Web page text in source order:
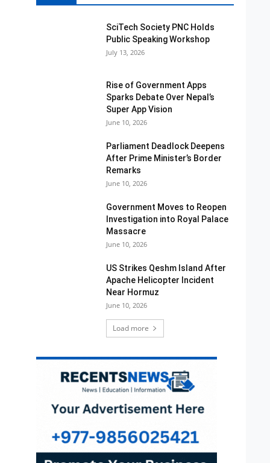
SciTech Society PNC Holds
Public Speaking Workshop
July 13, 2026
Rise of Government Apps
Sparks Debate Over Nepal’s
Super App Vision
June 10, 2026
Parliament Deadlock Deepens
After Prime Minister’s Border
Remarks
June 10, 2026
Government Moves to Reopen
Investigation into Royal Palace
Massacre
June 10, 2026
US Strikes Qeshm Island After
Apache Helicopter Incident
Near Hormuz
June 10, 2026
Load more